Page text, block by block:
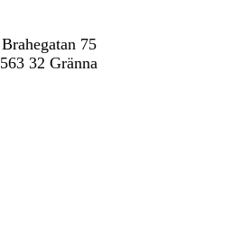
Brahegatan 75
563 32 Gränna